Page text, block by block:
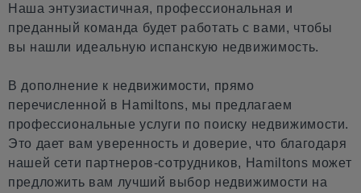
Наша энтузиастичная, профессиональная и
преданный команда будет работать с вами, чтобы
вы нашли идеальную испанскую недвижимость.
В дополнение к недвижимости, прямо
перечисленной в Hamiltons, мы предлагаем
профессиональные услуги по поиску недвижимости.
Это дает вам уверенность и доверие, что благодаря
нашей сети партнеров-сотрудников, Hamiltons может
предложить вам лучший выбор недвижимости на